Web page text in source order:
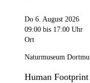
Do 6. August 2026
09:00 bis 17:00 Uhr
Ort
Naturmuseum
Human